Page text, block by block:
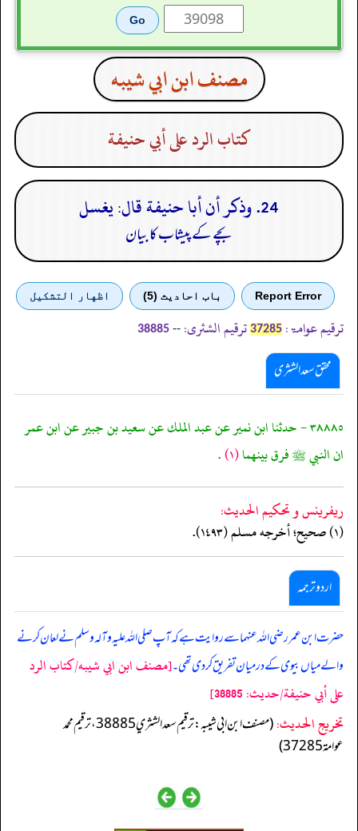
مصنف ابن ابي شيبه
كتاب الرد على أبي حنيفة
24. وذكر أن أبا حنيفة قال: يغسل
بچے کے پیشاب کا بیان
Report Error باب احادیث (5) اظهار التشكيل
ترقیم عوامۃ: 37285 ترقیم الشثری: --
38885
محقق سعد الشثری
٣٨٨٨٥ - حدثنا ابن نمير عن عبد الملك عن سعيد بن جبير عن ابن عمر
ان النبي ﷺ فرق بينهما(١) .
ريفرينس و تحكيم الحدیث:
(١) صحيح؛ أخرجه مسلم (١٤٩٣).
اردو ترجمہ
حضرت ابن عمر رضی اللہ عنہما سے روایت ہے کہ آپ صلی اللہ علیہ وآلہ وسلم نے لعان کرنے
والے میاں بیوی کے درمیان تفریق کردی تھی۔[مصنف ابن ابي شيبه/كتاب الرد
على أبي حنيفة/حدیث: 38885]
تخریج الحدیث:
(مصنف ابن ابي شيبه: ترقيم سعد الشثري 38885، ترقيم محمد
عوامة 37285)